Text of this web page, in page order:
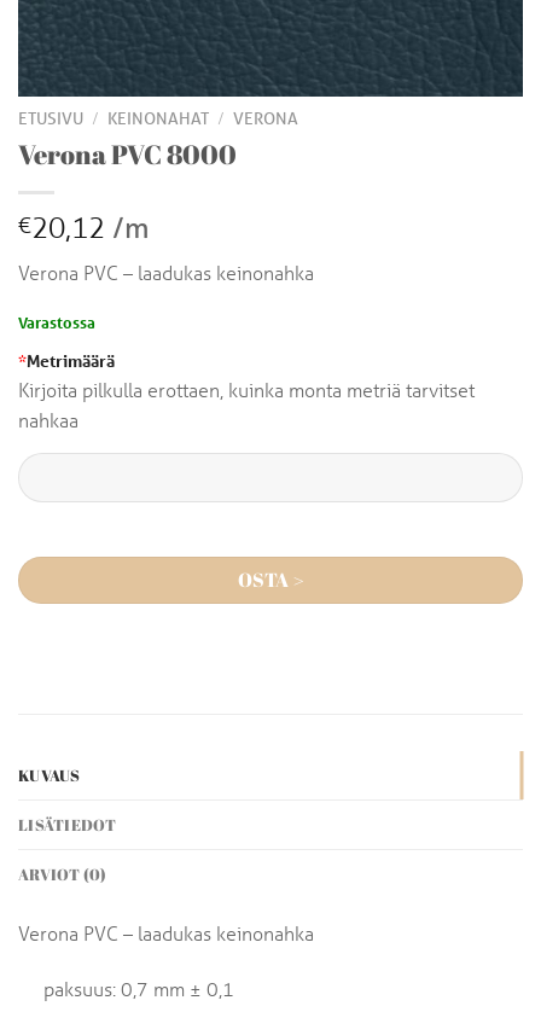
ETUSIVU / KEINONAHAT / VERONA
Verona PVC 8000
€20,12 /m
Verona PVC – laadukas keinonahka
Varastossa
*Metrimäärä
Kirjoita pilkulla erottaen, kuinka monta metriä tarvitset
nahkaa
OSTA >
KUVAUS
LISÄTIEDOT
ARVIOT (0)
Verona PVC – laadukas keinonahka
paksuus: 0,7 mm ± 0,1